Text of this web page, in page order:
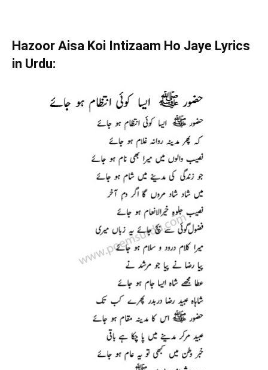
Hazoor Aisa Koi Intizaam Ho Jaye Lyrics
in Urdu: